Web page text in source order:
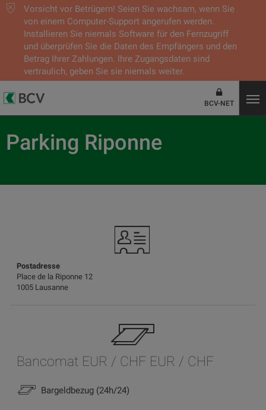
Vorsicht vor Betrügern! Seien Sie wachsam, wenn Sie
von einem Computer-Support angerufen werden.
Installieren Sie niemals Software für den Fernzugriff
und überprüfen Sie die Daten des Empfängers und den
Betrag Ihrer Zahlungen. Ihre Zugangsdaten sind
vertraulich, geben Sie sie niemals weiter.
BCV-NET
Parking Riponne
Postadresse
Place de la Riponne 12
1005 Lausanne
Bancomat EUR / CHF EUR / CHF
Bargeldbezug (24h/24)